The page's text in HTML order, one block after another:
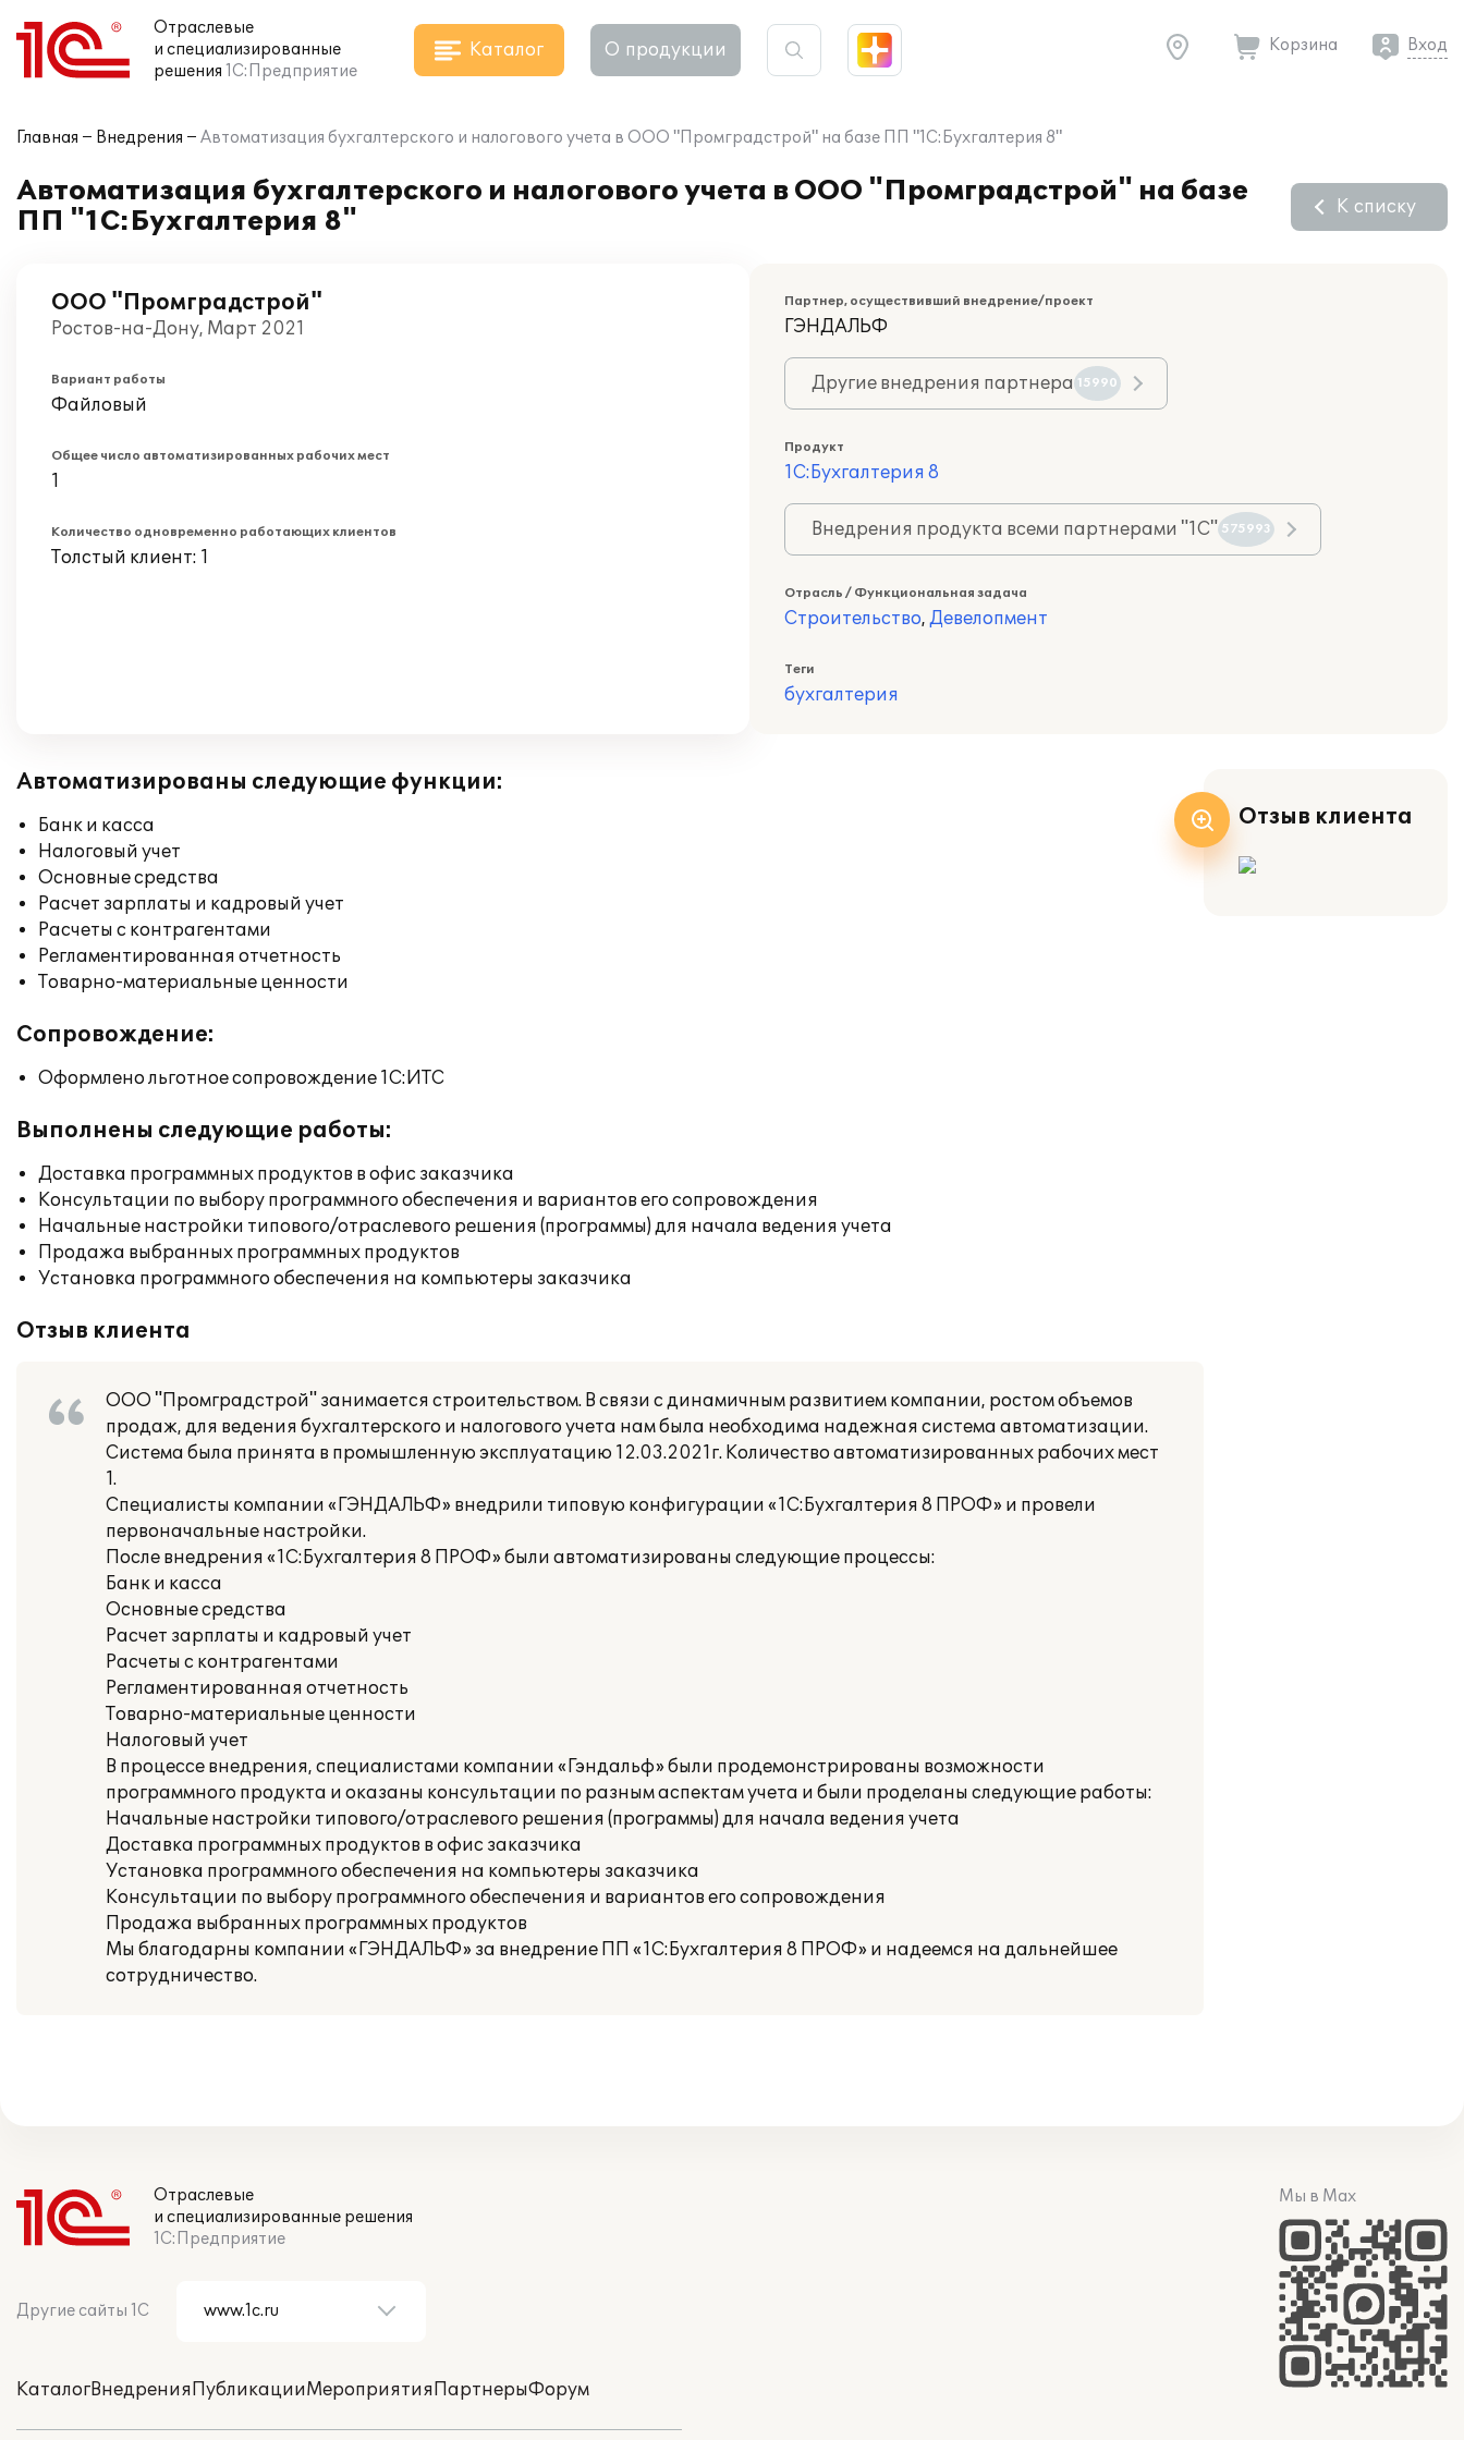
Отраслевые
и специализированные
решения 1С:Предприятие
Каталог О продукции Корзина Вход
Главная Внедрения Автоматизация бухгалтерского и налогового учета в ООО "Промградстрой" на базе ПП "1С:Бухгалтерия 8"
Автоматизация бухгалтерского и налогового учета в ООО "Промградстрой" на базе
ПП "1С:Бухгалтерия 8"
К списку
ООО "Промградстрой"
Ростов-на-Дону, Март 2021
Вариант работы
Файловый
Общее число автоматизированных рабочих мест
1
Количество одновременно работающих клиентов
Толстый клиент: 1
Партнер, осуществивший внедрение/проект
ГЭНДАЛЬФ
Другие внедрения партнера 15990
Продукт
1С:Бухгалтерия 8
Внедрения продукта всеми партнерами "1С" 575993
Отрасль / Функциональная задача
Строительство, Девелопмент
Теги
бухгалтерия
Автоматизированы следующие функции:
Банк и касса
Налоговый учет
Основные средства
Расчет зарплаты и кадровый учет
Расчеты с контрагентами
Регламентированная отчетность
Товарно-материальные ценности
Сопровождение:
Оформлено льготное сопровождение 1С:ИТС
Выполнены следующие работы:
Доставка программных продуктов в офис заказчика
Консультации по выбору программного обеспечения и вариантов его сопровождения
Начальные настройки типового/отраслевого решения (программы) для начала ведения учета
Продажа выбранных программных продуктов
Установка программного обеспечения на компьютеры заказчика
Отзыв клиента
ООО "Промградстрой" занимается строительством. В связи с динамичным развитием компании, ростом объемов
продаж, для ведения бухгалтерского и налогового учета нам была необходима надежная система автоматизации.
Система была принята в промышленную эксплуатацию 12.03.2021г. Количество автоматизированных рабочих мест
1.
Специалисты компании «ГЭНДАЛЬФ» внедрили типовую конфигурации «1С:Бухгалтерия 8 ПРОФ» и провели
первоначальные настройки.
После внедрения «1С:Бухгалтерия 8 ПРОФ» были автоматизированы следующие процессы:
Банк и касса
Основные средства
Расчет зарплаты и кадровый учет
Расчеты с контрагентами
Регламентированная отчетность
Товарно-материальные ценности
Налоговый учет
В процессе внедрения, специалистами компании «Гэндальф» были продемонстрированы возможности
программного продукта и оказаны консультации по разным аспектам учета и были проделаны следующие работы:
Начальные настройки типового/отраслевого решения (программы) для начала ведения учета
Доставка программных продуктов в офис заказчика
Установка программного обеспечения на компьютеры заказчика
Консультации по выбору программного обеспечения и вариантов его сопровождения
Продажа выбранных программных продуктов
Мы благодарны компании «ГЭНДАЛЬФ» за внедрение ПП «1С:Бухгалтерия 8 ПРОФ» и надеемся на дальнейшее
сотрудничество.
Отзыв клиента
Отраслевые
и специализированные решения
1С:Предприятие
Другие сайты 1С
КаталогВнедренияПубликацииМероприятияПартнерыФорум
Мы в Max